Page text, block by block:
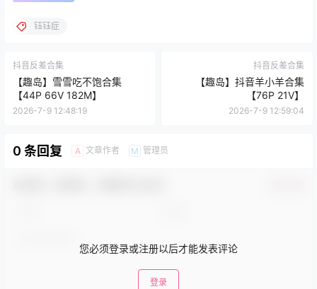
钰钰症
抖音反差合集
【趣岛】雪雪吃不饱合集
【44P 66V 182M】
2026-7-9 12:48:19
抖音反差合集
【趣岛】抖音羊小羊合集
【76P 21V】
2026-7-9 12:59:04
0 条回复 A 文章作者 M 管理员
您必须登录或注册以后才能发表评论
登录